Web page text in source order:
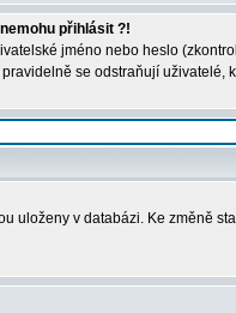
přihlásit ?!
jméno nebo heslo
se odstraňují
uloženy v databázi. Ke změně